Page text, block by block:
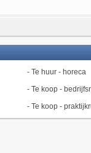
- Te huur - horeca
- Te koop -
- Te koop -